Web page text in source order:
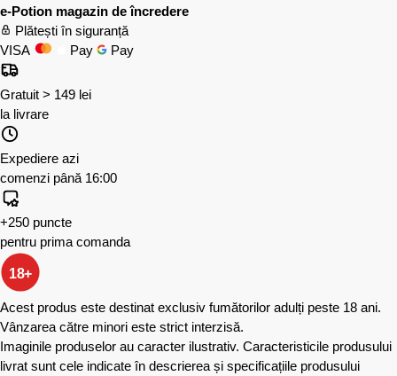
e-Potion magazin de încredere
Plătești în siguranță
VISA
Pay Pay
Gratuit > 149 lei
la livrare
Expediere azi
comenzi până 16:00
+250 puncte
pentru prima comanda
18+
Acest produs este destinat exclusiv fumătorilor adulți peste 18 ani.
Vânzarea către minori este strict interzisă.
Imaginile produselor au caracter ilustrativ. Caracteristicile produsului
livrat sunt cele indicate în descrierea și specificațiile produsului